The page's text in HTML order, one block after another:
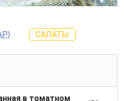
САЛАТЫ
в томатном